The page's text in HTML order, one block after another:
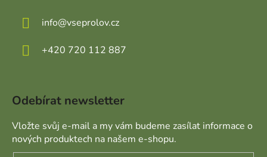
info@vseprolov.cz
+420 720 112 887
Odebírat newsletter
Vložte svůj e-mail a my vám budeme zasílat informace o
nových produktech na našem e-shopu.